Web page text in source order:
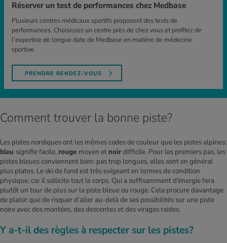
Réserver un test de performances chez Medbase
Plusieurs centres médicaux sportifs proposent des tests de
performances. Choisissez un centre près de chez vous et profitez de
l’expertise de longue date de Medbase en matière de médecine
sportive.
PRENDRE RENDEZ-VOUS
Comment trouver la bonne piste?
Les pistes nordiques ont les mêmes codes de couleur que les pistes alpines:
bleu signifie facile, rouge moyen et noirdifficile. Pour les premiers pas, les
pistes bleues conviennent bien: pas trop longues, elles sont en général
plus plates. Le ski de fond est très exigeant en termes de condition
physique, car il sollicite tout le corps. Qui a suffisamment d’énergie fera
plutôt un tour de plus sur la piste bleue ou rouge. Cela procure davantage
de plaisir que de risquer d’aller au-delà de ses possibilités sur une piste
noire avec des montées, des descentes et des virages raides.
Y a-t-il des règles à respecter sur les pistes?